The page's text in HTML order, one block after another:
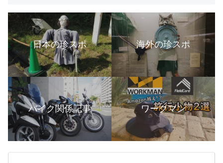
日本の珍スポ 海外の珍スポ
バイク関係記事 ワークマン